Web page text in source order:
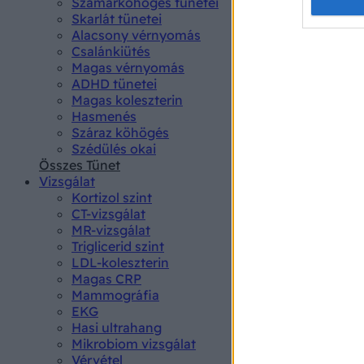
Skarlát tünetei
Alacsony vérnyomás
Csalánkiütés
Magas vérnyomás
ADHD tünetei
Magas koleszterin
Hasmenés
Száraz köhögés
Szédülés okai
Összes Tünet
Vizsgálat
Kortizol szint
CT-vizsgálat
MR-vizsgálat
Triglicerid szint
LDL-koleszterin
Magas CRP
Mammográfia
EKG
Hasi ultrahang
Mikrobiom vizsgálat
Vérvétel